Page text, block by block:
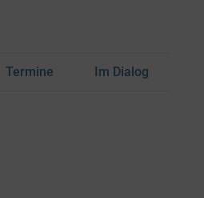
Termine Im Dialog